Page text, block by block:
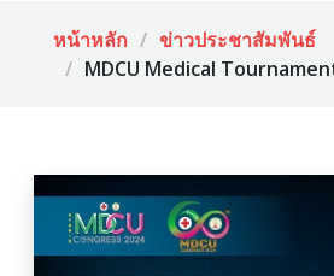
หน้าหลัก
ข่าวประชาสัมพันธ์
MDCU Medical